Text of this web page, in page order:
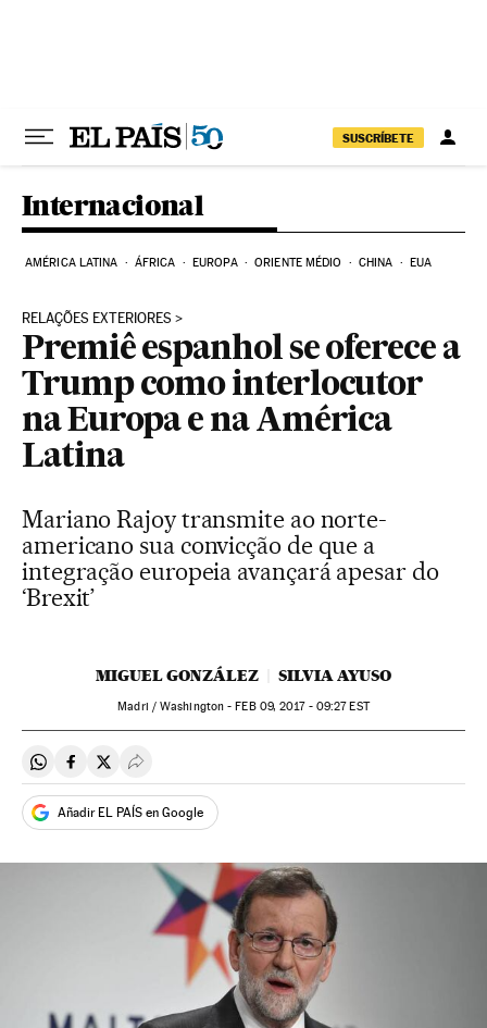
SUSCRÍBETE
Internacional
AMÉRICA LATINA ÁFRICA EUROPA ORIENTE MÉDIO CHINA EUA
RELAÇÕES EXTERIORES
Premiê espanhol se oferece a
Trump como interlocutor
na Europa e na América
Latina
Mariano Rajoy transmite ao norte-
americano sua convicção de que a
integração europeia avançará apesar do
‘Brexit’
MIGUEL GONZÁLEZ SILVIA AYUSO
Madri / Washington -FEB09, 2017 - 09:27EST
Compartir en Whatsapp
Compartir en Facebook
Compartir en Twitter
Desplegar Redes Sociales
Añadir EL PAÍS en Google